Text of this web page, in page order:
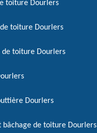
toiture Dourlers
toiture Dourlers
de toiture Dourlers
Dourlers
bâchage de toiture Dourlers